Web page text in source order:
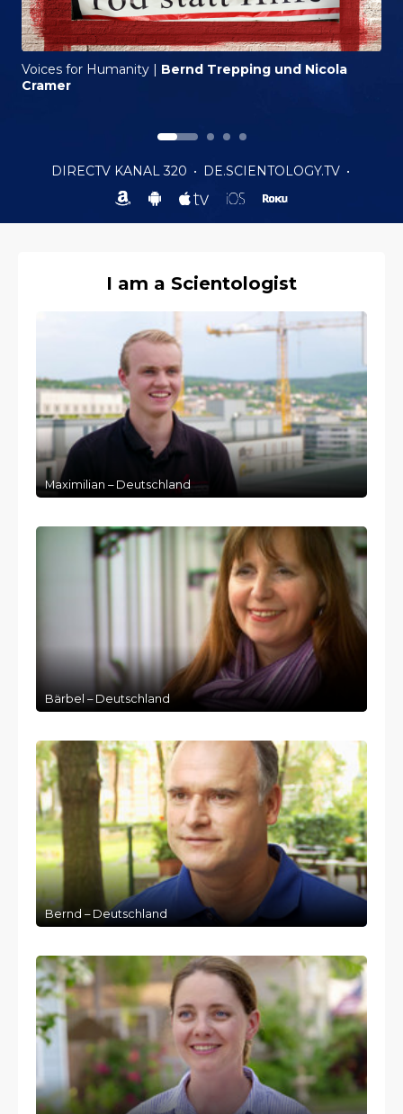
Voices for Humanity | Bernd Trepping und Nicola
Cramer
DIRECTV KANAL 320 • DE.SCIENTOLOGY.TV •
I am a Scientologist
Maximilian – Deutschland
Bärbel – Deutschland
Bernd – Deutschland